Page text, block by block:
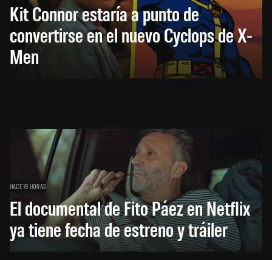
Kit Connor estaría a punto de
convertirse en el nuevo Cyclops de X-
Men
HACE 19 HORAS
El documental de Fito Páez en Netflix
ya tiene fecha de estreno y tráiler